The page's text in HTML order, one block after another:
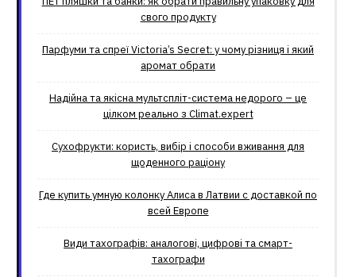
свого продукту
Парфуми та спреї Victoria’s Secret: у чому різниця і який
аромат обрати
Надійна та якісна мультспліт-система недорого – це
цілком реально з Climat.еxpert
Сухофрукти: користь, вибір і способи вживання для
щоденного раціону
Где купить умную колонку Алиса в Латвии с доставкой по
всей Европе
Види тахографів: аналогові, цифрові та смарт-
тахографи